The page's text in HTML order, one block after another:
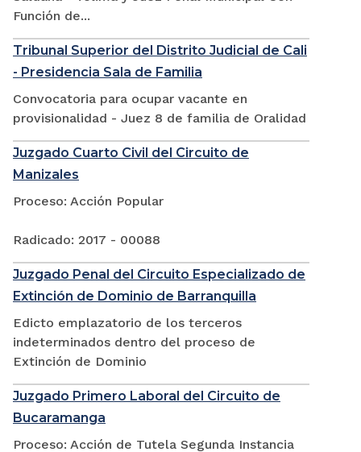
Función de...
Tribunal Superior del Distrito Judicial de Cali
- Presidencia Sala de Familia
Convocatoria para ocupar vacante en
provisionalidad - Juez 8 de familia de Oralidad
Juzgado Cuarto Civil del Circuito de
Manizales
Proceso: Acción Popular
Radicado: 2017 - 00088
Juzgado Penal del Circuito Especializado de
Extinción de Dominio de Barranquilla
Edicto emplazatorio de los terceros
indeterminados dentro del proceso de
Extinción de Dominio
Juzgado Primero Laboral del Circuito de
Bucaramanga
Proceso: Acción de Tutela Segunda Instancia